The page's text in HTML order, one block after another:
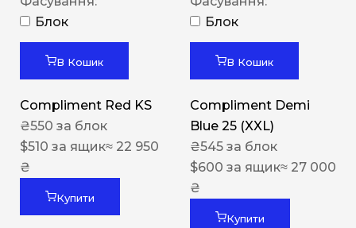
Блок
В Кошик
Compliment Red KS
₴550 за блок
$510 за ящик≈ 22 950
₴
Купити
Блок
В Кошик
Compliment Demi
Blue 25 (XXL)
₴545 за блок
$600 за ящик≈ 27 000
₴
Купити